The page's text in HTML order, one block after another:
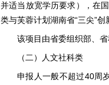
并适当放宽学历要求），在
类与芙蓉计划湖南省“三尖”
该项目由省委组织部、省
（二）人文社科类
申报人一般不超过40周